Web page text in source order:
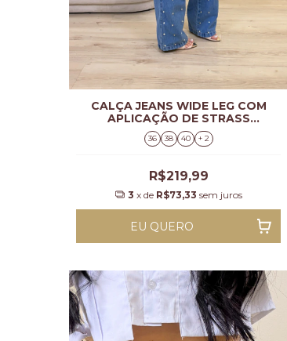
CALÇA JEANS WIDE LEG COM
APLICAÇÃO DE STRASS
FEMININA EVELYN
36 38 40 + 2
R$219,99
3 x de R$73,33 sem juros
EU QUERO